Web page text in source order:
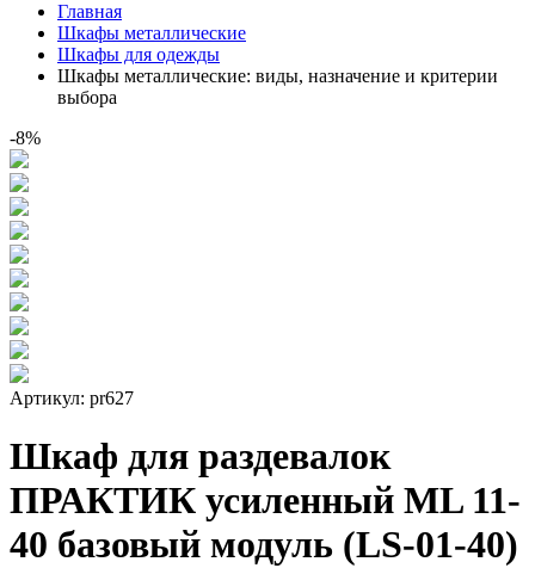
Главная
Шкафы металлические
Шкафы для одежды
Шкафы металлические: виды, назначение и критерии
выбора
-8%
Артикул: pr627
Шкаф для раздевалок
ПРАКТИК усиленный ML 11-
40 базовый модуль (LS-01-40)